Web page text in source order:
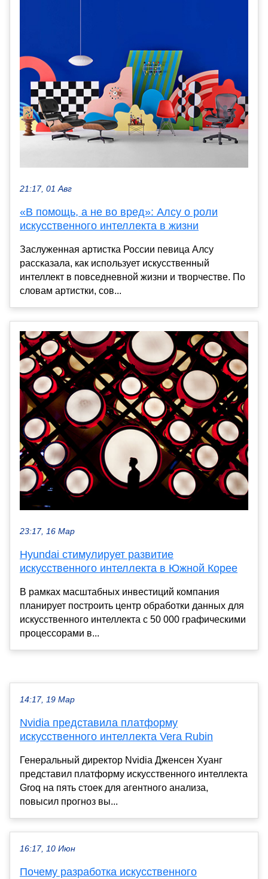
21:17, 01 Авг
«В помощь, а не во вред»: Алсу о роли
искусственного интеллекта в жизни
Заслуженная артистка России певица Алсу
рассказала, как использует искусственный
интеллект в повседневной жизни и творчестве. По
словам артистки, сов...
23:17, 16 Мар
Hyundai стимулирует развитие
искусственного интеллекта в Южной Корее
В рамках масштабных инвестиций компания
планирует построить центр обработки данных для
искусственного интеллекта с 50 000 графическими
процессорами в...
14:17, 19 Мар
Nvidia представила платформу
искусственного интеллекта Vera Rubin
Генеральный директор Nvidia Дженсен Хуанг
представил платформу искусственного интеллекта
Groq на пять стоек для агентного анализа,
повысил прогноз вы...
16:17, 10 Июн
Почему разработка искусственного